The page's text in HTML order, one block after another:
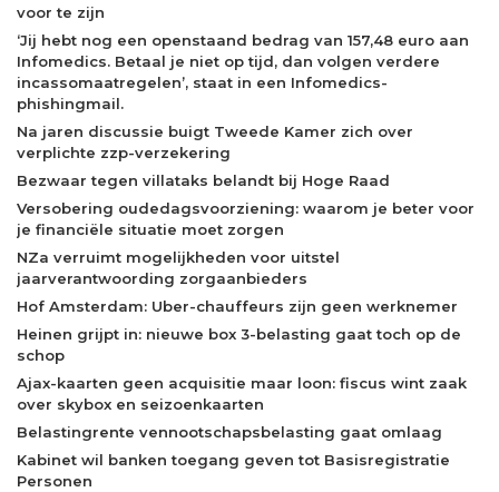
voor te zijn
‘Jij hebt nog een openstaand bedrag van 157,48 euro aan
Infomedics. Betaal je niet op tijd, dan volgen verdere
incassomaatregelen’, staat in een Infomedics-
phishingmail.
Na jaren discussie buigt Tweede Kamer zich over
verplichte zzp-verzekering
Bezwaar tegen villataks belandt bij Hoge Raad
Versobering oudedagsvoorziening: waarom je beter voor
je financiële situatie moet zorgen
NZa verruimt mogelijkheden voor uitstel
jaarverantwoording zorgaanbieders
Hof Amsterdam: Uber-chauffeurs zijn geen werknemer
Heinen grijpt in: nieuwe box 3-belasting gaat toch op de
schop
Ajax-kaarten geen acquisitie maar loon: fiscus wint zaak
over skybox en seizoenkaarten
Belastingrente vennootschapsbelasting gaat omlaag
Kabinet wil banken toegang geven tot Basisregistratie
Personen